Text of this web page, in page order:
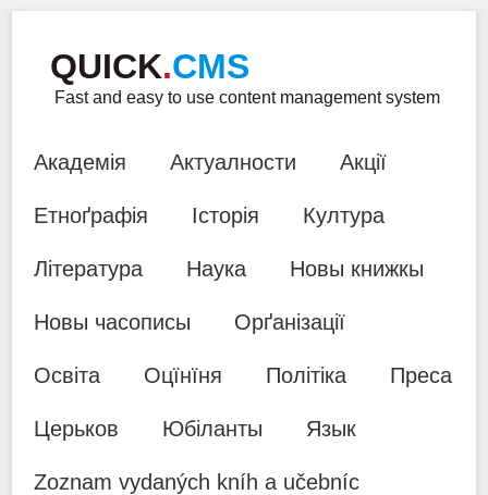
QUICK.CMS
Fast and easy to use content management system
Академія Актуалности Акції
Етноґрафія Історія Култура
Література Наука Новы книжкы
Новы часописы Орґанізації
Освіта Оцїнїня Політіка Преса
Церьков Юбіланты Язык
Zoznam vydaných kníh a učebníc